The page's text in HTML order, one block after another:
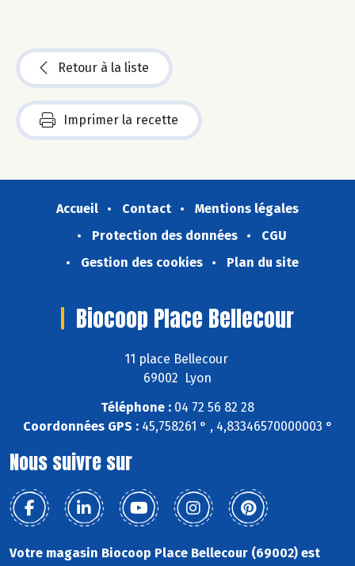
Retour à la liste
Imprimer la recette
Accueil Contact
Mentions légales
Protection des données
CGU
Gestion des cookies
Plan du site
Biocoop Place Bellecour
11 place Bellecour
69002 Lyon
Téléphone : 04 72 56 82 28
Coordonnées GPS :45,758261 ° , 4,83346570000003 °
Nous suivre sur
Votre magasin Biocoop Place Bellecour (69002) est